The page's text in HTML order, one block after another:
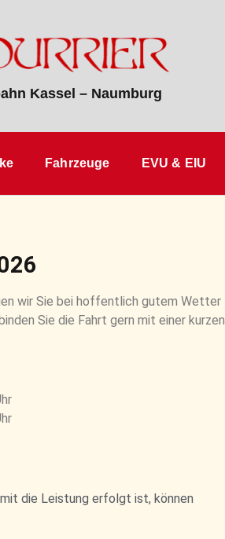
Kassel – Naumburg
Fahrzeuge EVU & EIU
wir Sie bei hoffentlich gutem Wetter
Sie die Fahrt gern mit einer kurzen
die Leistung erfolgt ist, können